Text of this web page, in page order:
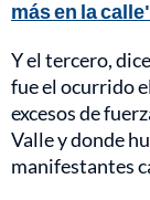
más en la
Y el tercero,
fue el ocurrido
excesos de
Valle y donde
manifestantes